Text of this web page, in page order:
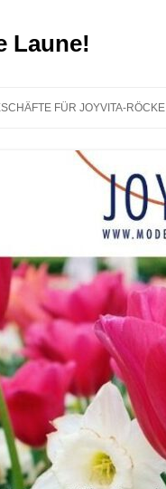
Laune!
FÜR JOYVITA-RÖCKE